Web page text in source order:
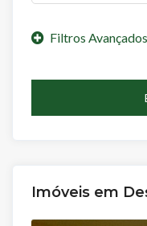
Imóveis em